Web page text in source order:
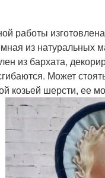
работы
из натуральных
из бархата,
Может
козьей шерсти, ее